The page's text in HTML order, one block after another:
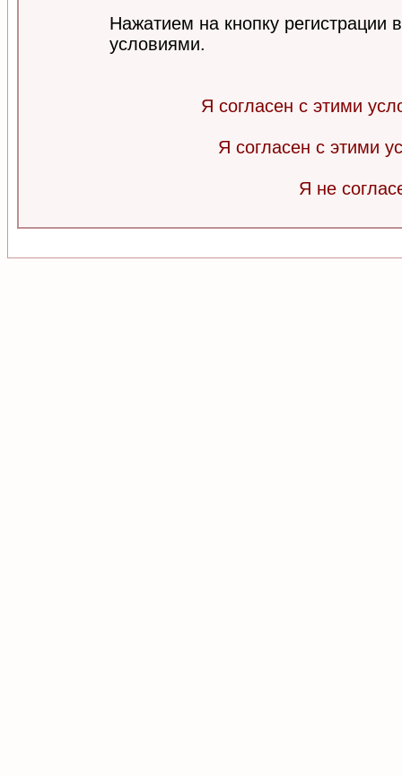
Нажатием на кнопку регистрации
условиями.
Я согласен с этими
Я согласен с этими
Я не